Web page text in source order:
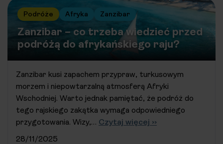
Podróże Afryka Zanzibar
Zanzibar – co trzeba wiedzieć przed
podróżą do afrykańskiego raju?
Zanzibar kusi zapachem przypraw, turkusowym
morzem i niepowtarzalną atmosferą Afryki
Wschodniej. Warto jednak pamiętać, że podróż do
tego rajskiego zakątka wymaga odpowiedniego
przygotowania. Wizy,… Czytaj więcej ››
28/11/2025